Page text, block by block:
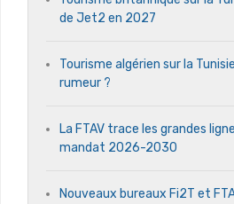
de Jet2 en 2027
Tourisme algérien sur la
rumeur ?
La FTAV trace les grandes
mandat 2026-2030
Nouveaux bureaux Fi2T et